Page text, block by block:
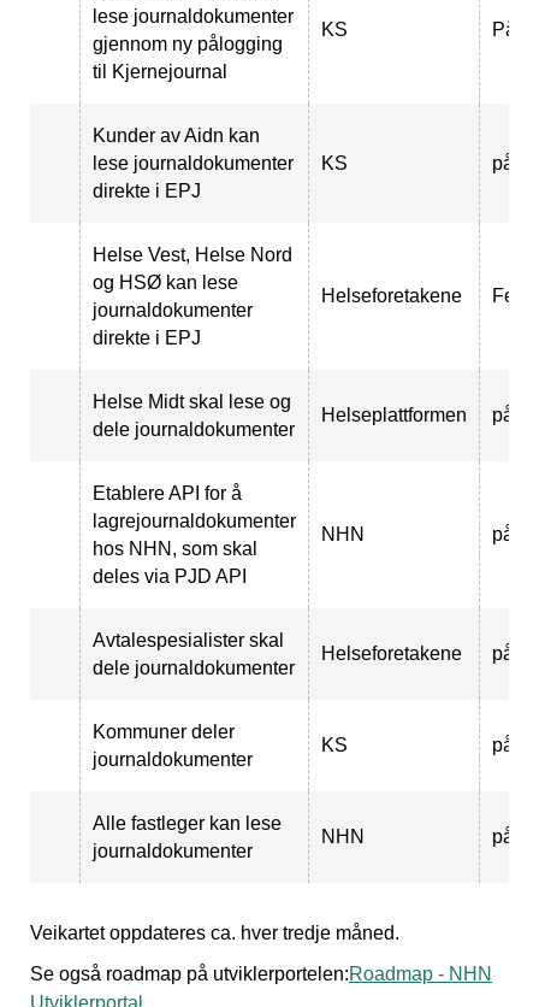
lese journaldokumenter
gjennom ny pålogging
til Kjernejournal
KS
Kunder av Aidn kan
lese journaldokumenter
direkte i EPJ
KS
Helse Vest, Helse Nord
og HSØ kan lese
journaldokumenter
direkte i EPJ
Helseforetakene
Helse Midt skal lese og
dele journaldokumenter
Helseplattformen
Etablere API for å
lagrejournaldokumenter
hos NHN, som skal
deles via PJD API
NHN
Avtalespesialister skal
dele journaldokumenter
Helseforetakene
Kommuner deler
journaldokumenter
KS
Alle fastleger kan lese
journaldokumenter
NHN
Veikartet oppdateres ca. hver tredje måned.
Se også roadmap på utviklerportelen:Roadmap - NHN
Utviklerportal